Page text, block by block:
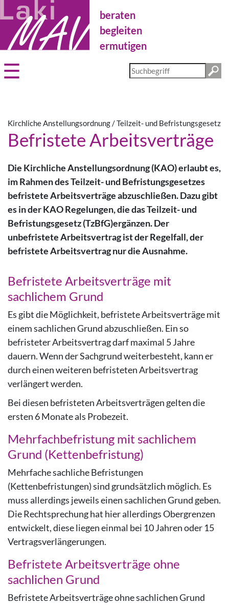
Direkt
zum
Inhalt
beraten
begleiten
ermutigen
Diese
Website
Kirchliche Anstellungsordnung / Teilzeit- und Befristungsgesetz
Befristete Arbeitsverträge
Die Kirchliche Anstellungsordnung (KAO) erlaubt es,
im Rahmen des Teilzeit- und Befristungsgesetzes
befristete Arbeitsverträge abzuschließen. Dazu gibt
es in der KAO Regelungen, die das Teilzeit- und
Befristungsgesetz (TzBfG)ergänzen. Der
unbefristete Arbeitsvertrag ist der Regelfall, der
befristete Arbeitsvertrag nur die Ausnahme.
Befristete Arbeitsverträge mit
sachlichem Grund
Es gibt die Möglichkeit, befristete Arbeitsverträge mit
einem sachlichen Grund abzuschließen. Ein so
befristeter Arbeitsvertrag darf maximal 5 Jahre
dauern. Wenn der Sachgrund weiterbesteht, kann er
durch einen weiteren befristeten Arbeitsvertrag
verlängert werden.
Bei diesen befristeten Arbeitsverträgen gelten die
ersten 6 Monate als Probezeit.
Mehrfachbefristung mit sachlichem
Grund (Kettenbefristung)
Mehrfache sachliche Befristungen
(Kettenbefristungen) sind grundsätzlich möglich. Es
muss allerdings jeweils einen sachlichen Grund geben.
Die Rechtsprechung hat hier allerdings Obergrenzen
entwickelt, diese liegen einmal bei 10 Jahren oder 15
Vertragsverlängerungen.
Befristete Arbeitsverträge ohne
sachlichen Grund
Befristete Arbeitsverträge ohne sachlichen Grund